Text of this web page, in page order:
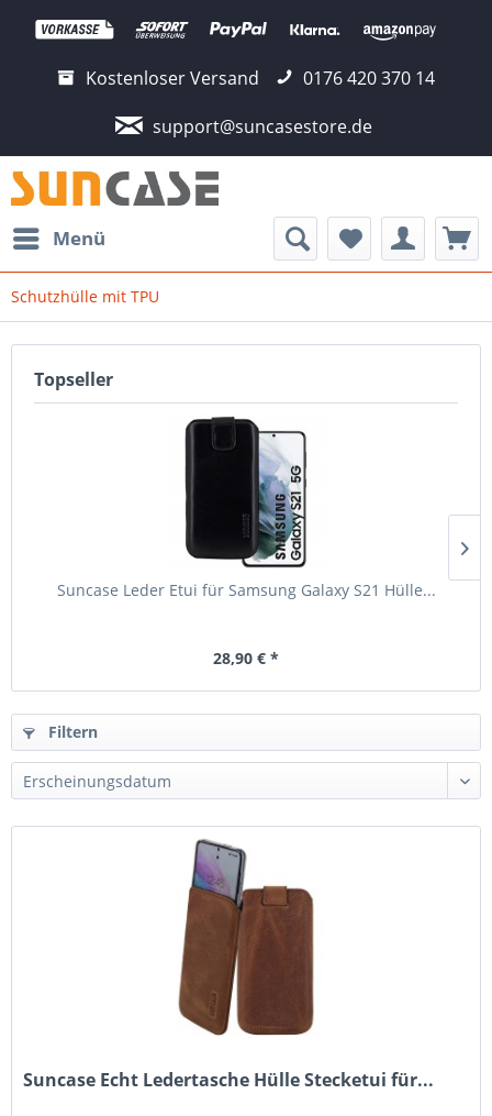
Kostenloser Versand
0176 420 370 14
support@suncasestore.de
Menü
Schutzhülle mit TPU
Topseller
Suncase Leder Etui für Samsung Galaxy S21 Hülle...
28,90 € *
Filtern
Suncase Echt Ledertasche Hülle Stecketui für...